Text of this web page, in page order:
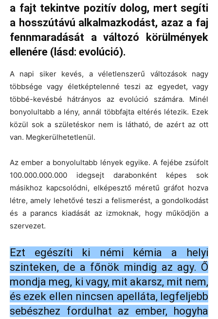
a fajt tekintve pozitív dolog, mert segíti
a hosszútávú alkalmazkodást, azaz a faj
fennmaradását a változó körülmények
ellenére (lásd: evolúció).
A napi siker kevés, a véletlenszerű változások nagy
többsége vagy életképtelenné teszi az egyedet, vagy
többé-kevésbé hátrányos az evolúció számára. Minél
bonyolultabb a lény, annál többfajta eltérés létezik. Ezek
közül sok a születéskor nem is látható, de azért az ott
van. Megkerülhetetlenül.
Az ember a bonyolultabb lények egyike. A fejébe zsúfolt
100.000.000.000 idegsejt darabonként képes sok
másikhoz kapcsolódni, elképesztő méretű gráfot hozva
létre, amely lehetővé teszi a felismerést, a gondolkodást
és a parancs kiadását az izmoknak, hogy működjön a
szervezet.
Ezt egészíti ki némi kémia a helyi
szinteken, de a főnök mindig az agy. Ő
mondja meg, ki vagy, mit akarsz, mit nem,
és ezek ellen nincsen apelláta, legfeljebb
sebészhez fordulhat az ember, hogyha